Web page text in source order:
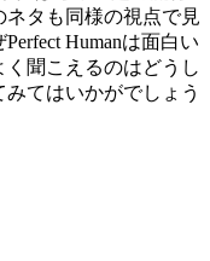
タも同様の視点で見
Humanは面白い
聞こえるのはどうし
てはいかがでしょう